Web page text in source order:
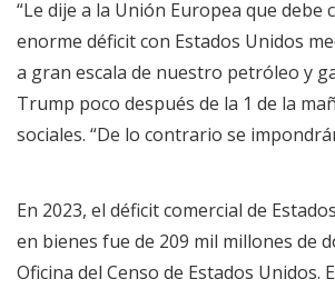
“Le dije a la Unión Europea que debe
enorme déficit con Estados Unidos
a gran escala de nuestro petróleo y
Trump poco después de la 1 de la
sociales. “De lo contrario se
En 2023, el déficit comercial de
en bienes fue de 209 mil millones de
Oficina del Censo de Estados Unidos.